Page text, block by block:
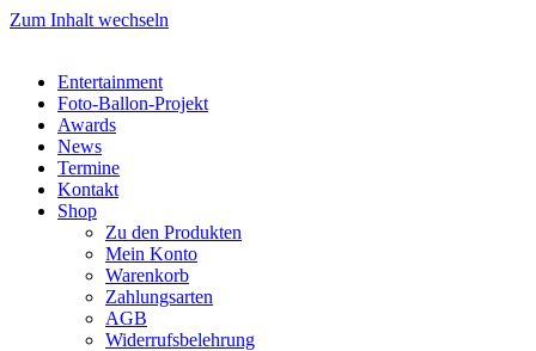
Zum Inhalt wechseln
Entertainment
Foto-Ballon-Projekt
Awards
News
Termine
Kontakt
Shop
Zu den Produkten
Mein Konto
Warenkorb
Zahlungsarten
AGB
Widerrufsbelehrung